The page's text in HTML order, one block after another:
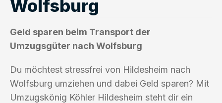
Wolfsburg
Geld sparen beim Transport der
Umzugsgüter nach Wolfsburg
Du möchtest stressfrei von Hildesheim nach
Wolfsburg umziehen und dabei Geld sparen? Mit
Umzugskönig Köhler Hildesheim steht dir ein